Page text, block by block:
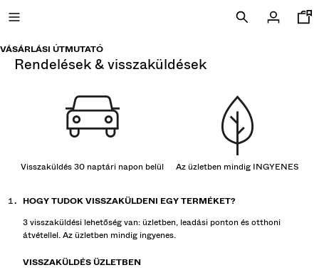
VÁSÁRLÁSI ÚTMUTATÓ
rendelések & visszaküldések
Visszaküldés 30 naptári napon belül Az üzletben mindig INGYENES
HOGY TUDOK VISSZAKÜLDENI EGY TERMÉKET?
3 visszaküldési lehetőség van: üzletben, leadási ponton és otthoni
átvétellel. Az üzletben mindig ingyenes.
VISSZAKÜLDÉS ÜZLETBEN
A LEÁRÁS UTOLSÓ NAPJAI
MINDET MEGNÉZEM
KÖNNYŰ KABÁTOK